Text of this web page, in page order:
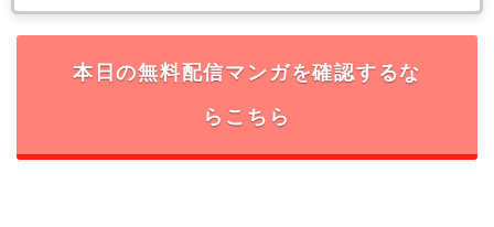
本日の無料配信マンガを確認するな
らこちら